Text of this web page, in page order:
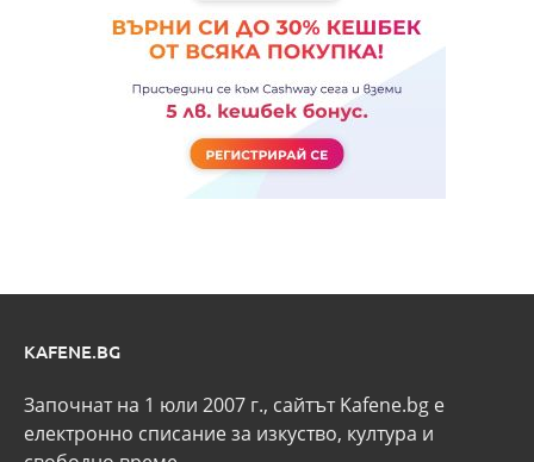
KAFENE.BG
Започнат на 1 юли 2007 г., сайтът Kafene.bg e
eлектронно списание за изкуство, култура и